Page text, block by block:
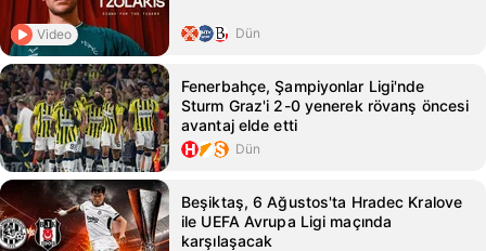
Video Dün
Fenerbahçe, Şampiyonlar Ligi'nde
Sturm Graz'i 2-0 yenerek rövanş öncesi
avantaj elde etti
Dün
Beşiktaş, 6 Ağustos'ta Hradec Kralove
ile UEFA Avrupa Ligi maçında
karşılaşacak